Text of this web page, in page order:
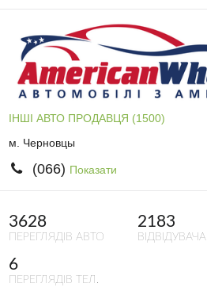
ІНШІ АВТО ПРОДАВЦЯ (1500)
м. Черновцы
(066) Показати
3628
ПЕРЕГЛЯДІВ АВТО
2183
ВІДВІДУВАЧА
6
ПЕРЕГЛЯДІВ ТЕЛ.